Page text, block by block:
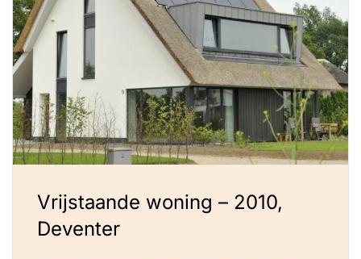
Vrijstaande woning – 2010,
Deventer